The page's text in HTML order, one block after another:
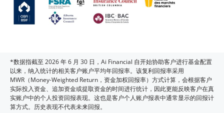
*数据指截至 2026 年 6 月 30 日，Ai Financial 自开始协助客户进行基金配置
以来，纳入统计的相关客户账户平均年回报率。该复利回报率采用
MWR（Money-Weighted Return，资金加权回报率）方式计算，会根据客户
实际投入资金、追加资金或提取资金的时间进行统计，因此更能反映客户在真
实账户中的个人投资回报表现。这也是客户个人账户报表中通常显示的回报计
算方式。历史表现不代表未来回报。